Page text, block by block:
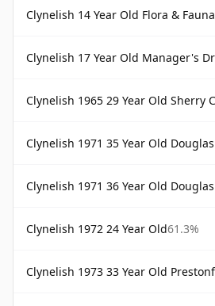
Clynelish 14 Year Old Flora &
Clynelish 17 Year Old Manager's
Clynelish 1965 29 Year Old Sherry
Clynelish 1971 35 Year Old Douglas Laing
Clynelish 1971 36 Year Old Douglas Laing
Clynelish 1972 24 Year Old61.3%
Clynelish 1973 33 Year Old